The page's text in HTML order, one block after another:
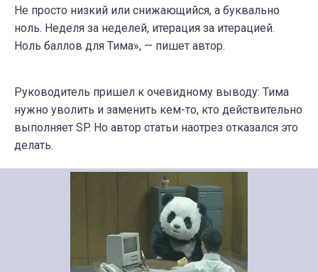
Не просто низкий или снижающийся, а буквально
ноль. Неделя за неделей, итерация за итерацией.
Ноль баллов для Тима», — пишет автор.
Руководитель пришел к очевидному выводу: Тима
нужно уволить и заменить кем-то, кто действительно
выполняет SP. Но автор статьи наотрез отказался это
делать.